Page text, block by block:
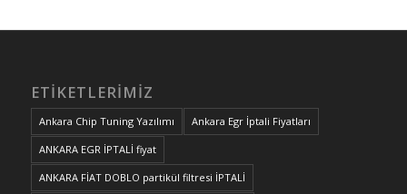
ETIKETLERIMIZ
Ankara Chip Tuning Yazılımı Ankara Egr İptali Fiyatları
ANKARA EGR İPTALİ fiyat
ANKARA FİAT DOBLO partikül filtresi İPTALİ